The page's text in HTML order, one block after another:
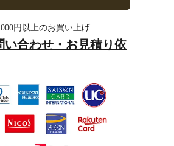
掲示板・屋外用品・金
円以上のお買い上げ
い合わせ・お見積り依